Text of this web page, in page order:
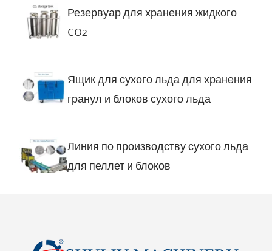
Резервуар для хранения жидкого
CO2
Ящик для сухого льда для хранения
гранул и блоков сухого льда
Линия по производству сухого льда
для пеллет и блоков